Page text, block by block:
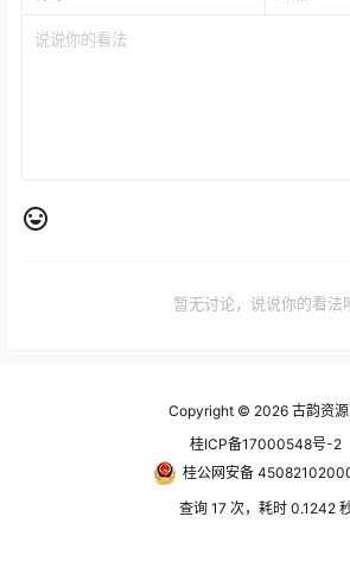
暂无讨论，说说你的看法
Copyright © 2026 古韵资源
桂ICP备17000548号-2
桂公网安备
查询 17 次，耗时 0.1242